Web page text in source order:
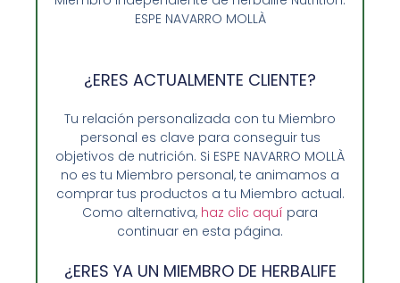
ESPE NAVARRO MOLLÀ
¿ERES ACTUALMENTE CLIENTE?
Tu relación personalizada con tu Miembro
personal es clave para conseguir tus
objetivos de nutrición. Si ESPE NAVARRO MOLLÀ
no es tu Miembro personal, te animamos a
comprar tus productos a tu Miembro actual.
Como alternativa, haz clic aquí para
continuar en esta página.
¿ERES YA UN MIEMBRO DE HERBALIFE